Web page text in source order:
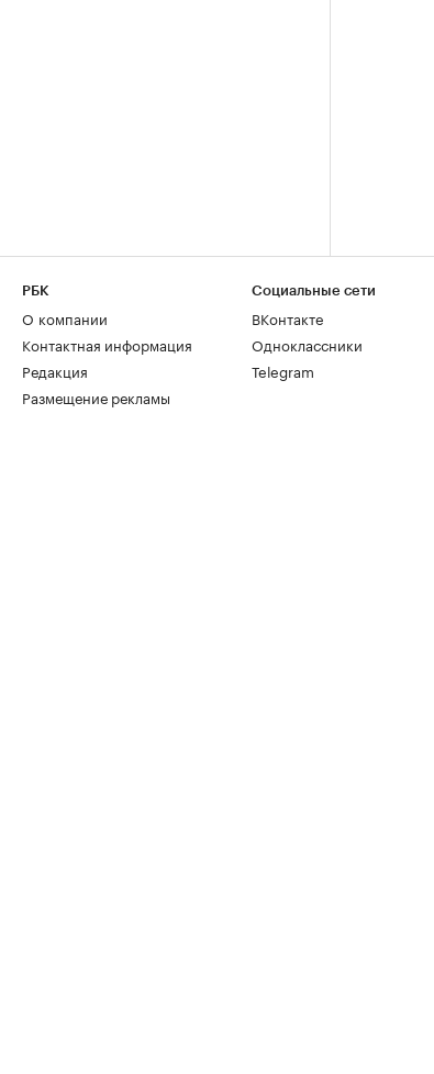
РБК
О компании
Контактная информация
Редакция
Размещение рекламы
Социальные сети
ВКонтакте
Одноклассники
Telegram